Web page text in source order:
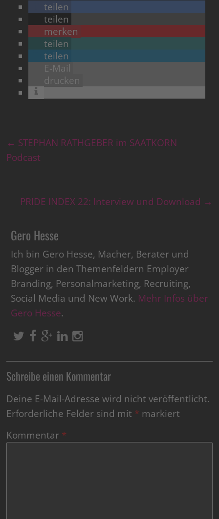
teilen
teilen
merken
teilen
teilen
E-Mail
drucken
← STEPHAN RATHGEBER im SAATKORN
Podcast
PRIDE INDEX 22: Interview und Download →
Gero Hesse
Ich bin Gero Hesse, Macher, Berater und
Blogger in den Themenfeldern Employer
Branding, Personalmarketing, Recruiting,
Social Media und New Work. Mehr Infos über
Gero Hesse.
Schreibe einen Kommentar
Deine E-Mail-Adresse wird nicht veröffentlicht.
Erforderliche Felder sind mit * markiert
Kommentar *